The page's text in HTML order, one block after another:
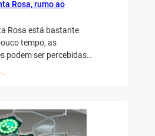
Rosa, rumo ao
Rosa está bastante
tempo, as
podem ser percebidas…